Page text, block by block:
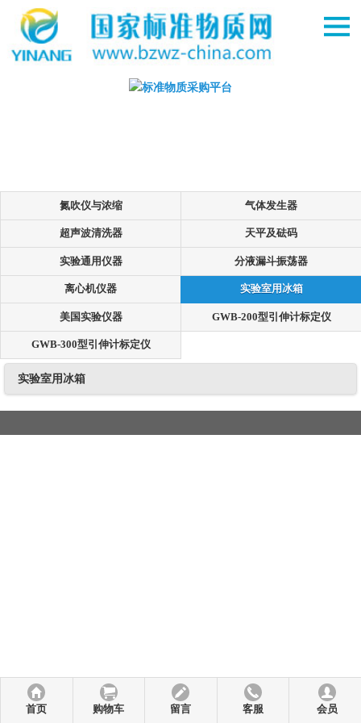
氮吹仪与浓缩 气体发生器
超声波清洗器 天平及砝码
实验通用仪器 分液漏斗振荡器
离心机仪器 实验室用冰箱
美国实验仪器 GWB-200型引伸计标定仪
GWB-300型引伸计标定仪
实验室用冰箱
首页 购物车 留言 客服 会员